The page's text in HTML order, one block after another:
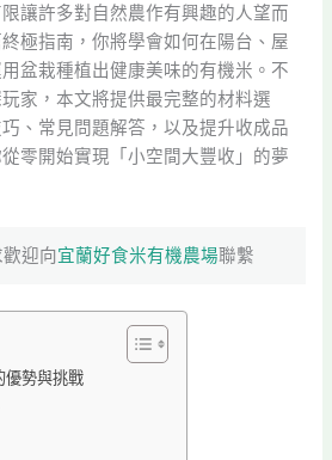
讓許多對自然農作有興趣的人望而
極指南，你將學會如何在陽台、屋
盆栽種植出健康美味的有機米。不
家，本文將提供最完整的材料選
、常見問題解答，以及提升收成品
零開始實現「小空間大豐收」的夢
迎向宜蘭好食米有機農場聯繫
優勢與挑戰